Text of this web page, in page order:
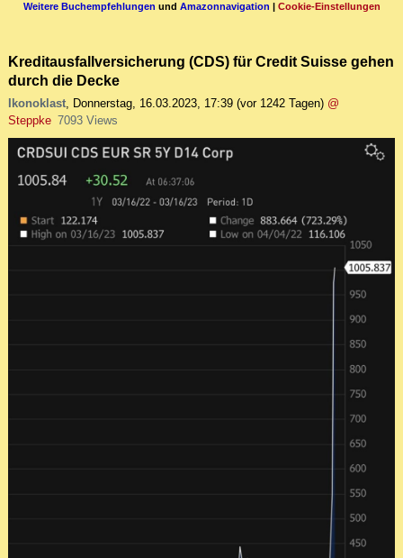
Weitere Buchempfehlungen und Amazonnavigation | Cookie-Einstellungen
Kreditausfallversicherung (CDS) für Credit Suisse gehen
durch die Decke
Ikonoklast, Donnerstag, 16.03.2023, 17:39 (vor 1242 Tagen) @
Steppke 7093 Views